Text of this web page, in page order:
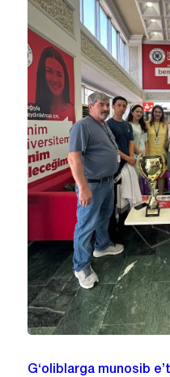
G‘oliblarga munosib